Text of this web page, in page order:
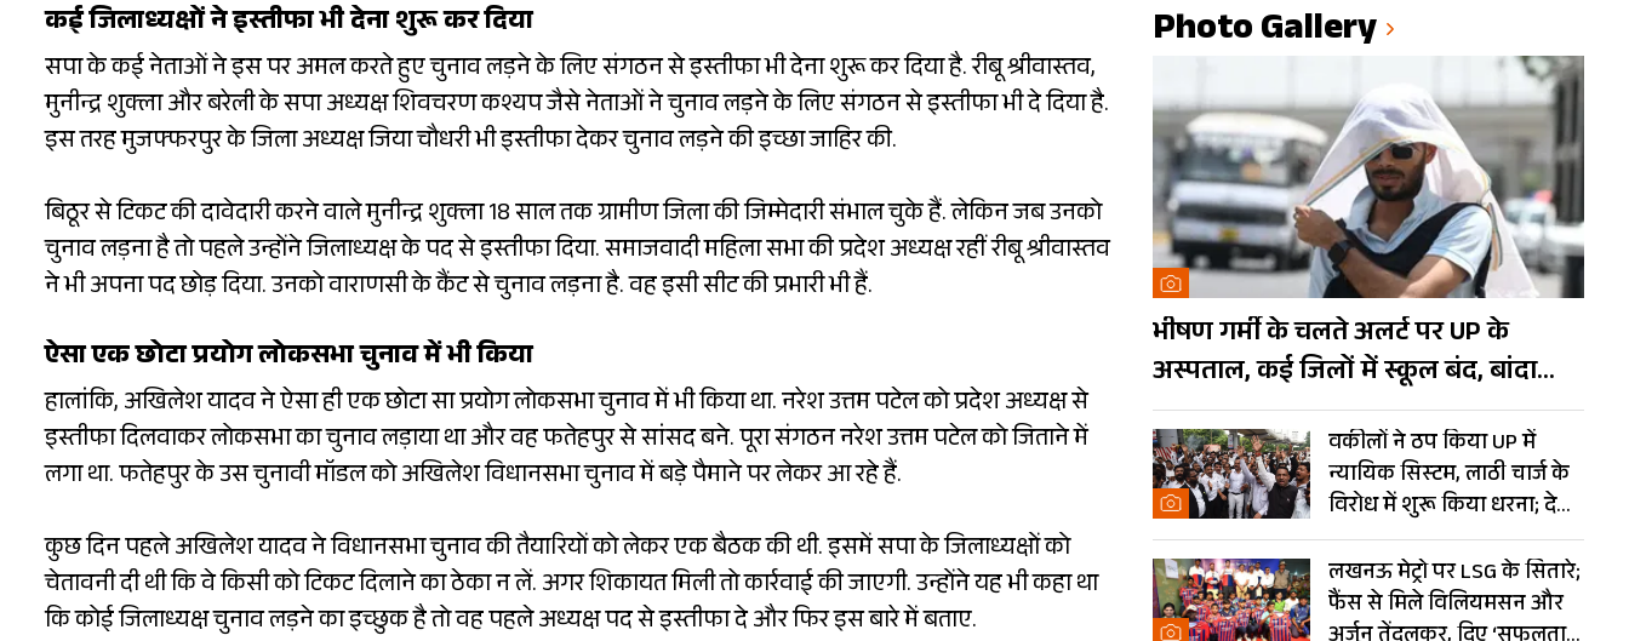
कई जिलाध्यक्षों ने इस्तीफा भी देना शुरू कर दिया
सपा के कई नेताओं ने इस पर अमल करते हुए चुनाव लड़ने के लिए संगठन से इस्तीफा भी देना शुरू कर दिया है. रीबू श्रीवास्तव,
मुनीन्द्र शुक्ला और बरेली के सपा अध्यक्ष शिवचरण कश्यप जैसे नेताओं ने चुनाव लड़ने के लिए संगठन से इस्तीफा भी दे दिया है.
इस तरह मुजफ्फरपुर के जिला अध्यक्ष जिया चौधरी भी इस्तीफा देकर चुनाव लड़ने की इच्छा जाहिर की.
बिठूर से टिकट की दावेदारी करने वाले मुनीन्द्र शुक्ला 18 साल तक ग्रामीण जिला की जिम्मेदारी संभाल चुके हैं. लेकिन जब उनको
चुनाव लड़ना है तो पहले उन्होंने जिलाध्यक्ष के पद से इस्तीफा दिया. समाजवादी महिला सभा की प्रदेश अध्यक्ष रहीं रीबू श्रीवास्तव
ने भी अपना पद छोड़ दिया. उनको वाराणसी के कैंट से चुनाव लड़ना है. वह इसी सीट की प्रभारी भी हैं.
ऐसा एक छोटा प्रयोग लोकसभा चुनाव में भी किया
हालांकि, अखिलेश यादव ने ऐसा ही एक छोटा सा प्रयोग लोकसभा चुनाव में भी किया था. नरेश उत्तम पटेल को प्रदेश अध्यक्ष से
इस्तीफा दिलवाकर लोकसभा का चुनाव लड़ाया था और वह फतेहपुर से सांसद बने. पूरा संगठन नरेश उत्तम पटेल को जिताने में
लगा था. फतेहपुर के उस चुनावी मॉडल को अखिलेश विधानसभा चुनाव में बड़े पैमाने पर लेकर आ रहे हैं.
कुछ दिन पहले अखिलेश यादव ने विधानसभा चुनाव की तैयारियों को लेकर एक बैठक की थी. इसमें सपा के जिलाध्यक्षों को
चेतावनी दी थी कि वे किसी को टिकट दिलाने का ठेका न लें. अगर शिकायत मिली तो कार्रवाई की जाएगी. उन्होंने यह भी कहा था
कि कोई जिलाध्यक्ष चुनाव लड़ने का इच्छुक है तो वह पहले अध्यक्ष पद से इस्तीफा दे और फिर इस बारे में बताए.
Photo Gallery
भीषण गर्मी के चलते अलर्ट पर UP के
अस्पताल, कई जिलों में स्कूल बंद, बांदा
दुनिया का तीसरा सबसे गर्म शहर
वकीलों ने ठप किया UP में
न्यायिक सिस्टम, लाठी चार्ज के
विरोध में शुरू किया धरना; देखें
Photos
लखनऊ मेट्रो पर LSG के सितारे;
फैंस से मिले विलियमसन और